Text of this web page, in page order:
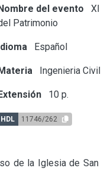
del evento
Patrimonio
Español
Ingenieria Civil
10 p.
HDL 11746/262
de la Iglesia de San